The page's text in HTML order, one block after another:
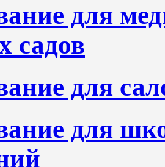
для
садов
для
для